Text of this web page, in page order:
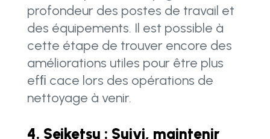
profondeur des postes de travail et
des équipements. Il est possible à
cette étape de trouver encore des
améliorations utiles pour être plus
efﬁ cace lors des opérations de
nettoyage à venir.
4. Seiketsu : Suivi, maintenir